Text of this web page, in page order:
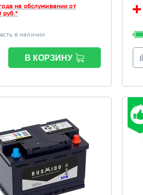
на обслуживании от
руб.*
есть в наличии
В КОРЗИНУ